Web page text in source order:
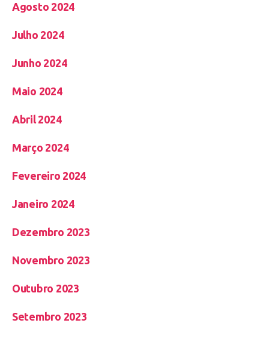
Agosto 2024
Julho 2024
Junho 2024
Maio 2024
Abril 2024
Março 2024
Fevereiro 2024
Janeiro 2024
Dezembro 2023
Novembro 2023
Outubro 2023
Setembro 2023